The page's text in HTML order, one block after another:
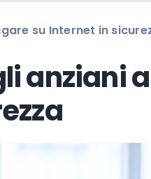
su Internet in
anziani